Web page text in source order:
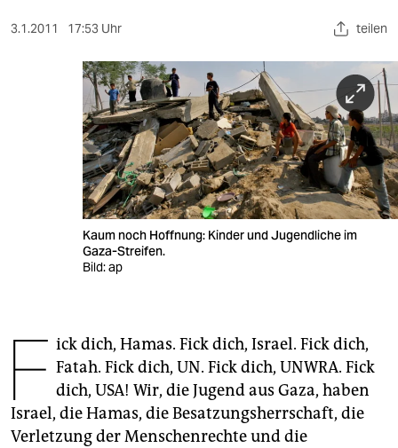
kultur
wahrheit
fragen & hilfe
unterstützen
abo
3.1.2011 17:53 Uhr teilen
Kaum noch Hoffnung: Kinder und Jugendliche im
Gaza-Streifen.
Bild: ap
F ick dich, Hamas. Fick dich, Israel. Fick dich,
Fatah. Fick dich, UN. Fick dich, UNWRA. Fick
dich, USA! Wir, die Jugend aus Gaza, haben
Israel, die Hamas, die Besatzungsherrschaft, die
Verletzung der Menschenrechte und die